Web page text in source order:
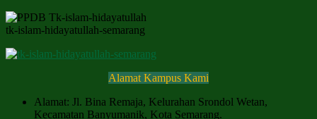
tk-islam-hidayatullah-semarang
Alamat Kampus Kami
Alamat: Jl. Bina Remaja, Kelurahan Srondol Wetan,
Kecamatan Banyumanik, Kota Semarang.